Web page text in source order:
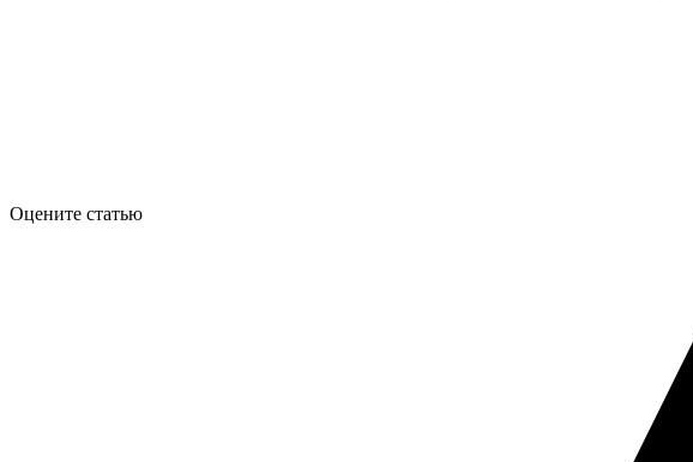
Оцените статью